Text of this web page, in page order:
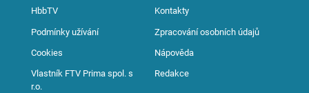
HbbTV Kontakty
Podmínky užívání Zpracování osobních údajů
Cookies Nápověda
Vlastník FTV Prima spol. s
r.o.
Redakce